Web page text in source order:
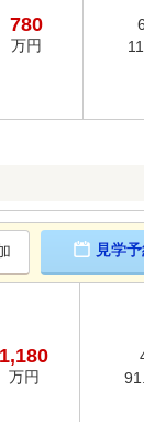
780
万円
見学
1,180
万円